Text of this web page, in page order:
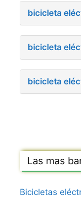
bicicleta
bicicleta
bicicleta
Las mas
Bicicletas